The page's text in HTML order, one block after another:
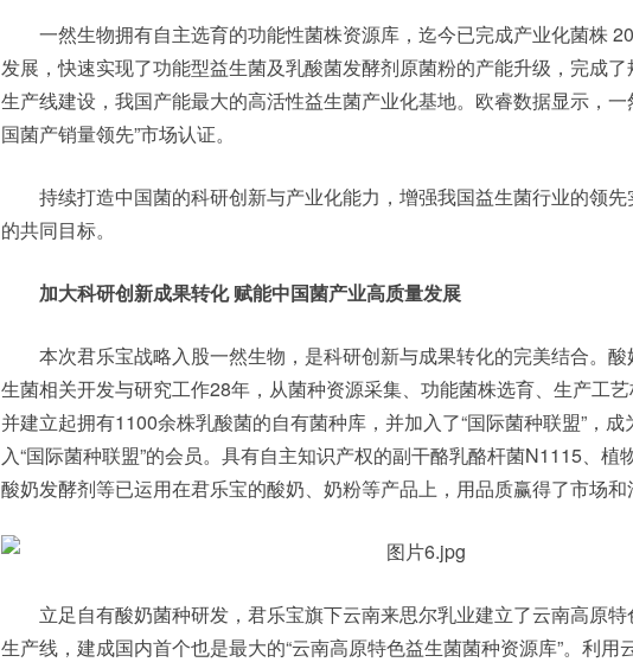
一然生物拥有自主选育的功能性菌株资源库，迄今已完成产业化菌株
发展，快速实现了功能型益生菌及乳酸菌发酵剂原菌粉的产能升级，完成
生产线建设，我国产能最大的高活性益生菌产业化基地。欧睿数据显示，一
国菌产销量领先”市场认证。
持续打造中国菌的科研创新与产业化能力，增强我国益生菌行业的领
的共同目标。
加大科研创新成果转化 赋能中国菌产业高质量发展
本次君乐宝战略入股一然生物，是科研创新与成果转化的完美结合。
生菌相关开发与研究工作28年，从菌种资源采集、功能菌株选育、生产工艺
并建立起拥有1100余株乳酸菌的自有菌种库，并加入了“国际菌种联盟”，
入“国际菌种联盟”的会员。具有自主知识产权的副干酪乳酪杆菌N1115、植
酸奶发酵剂等已运用在君乐宝的酸奶、奶粉等产品上，用品质赢得了市场和
立足自有酸奶菌种研发，君乐宝旗下云南来思尔乳业建立了云南高原
生产线，建成国内首个也是最大的“云南高原特色益生菌菌种资源库”。利用